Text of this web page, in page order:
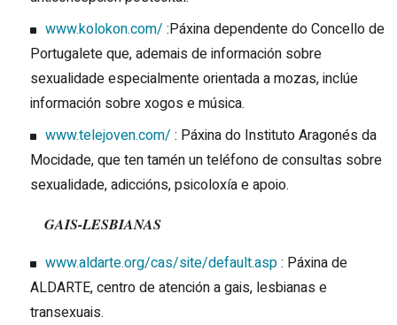
www.kolokon.com/ :Páxina dependente do Concello de
Portugalete que, ademais de información sobre
sexualidade especialmente orientada a mozas, inclúe
información sobre xogos e música.
www.telejoven.com/ : Páxina do Instituto Aragonés da
Mocidade, que ten tamén un teléfono de consultas sobre
sexualidade, adiccións, psicoloxía e apoio.
GAIS-LESBIANAS
www.aldarte.org/cas/site/default.asp: Páxina de
ALDARTE, centro de atención a gais, lesbianas e
transexuais.